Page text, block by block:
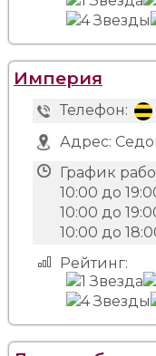
Империя
Телефон:
Адрес:
График
10:00 до
10:00 до
10:00 до
Рейтинг: